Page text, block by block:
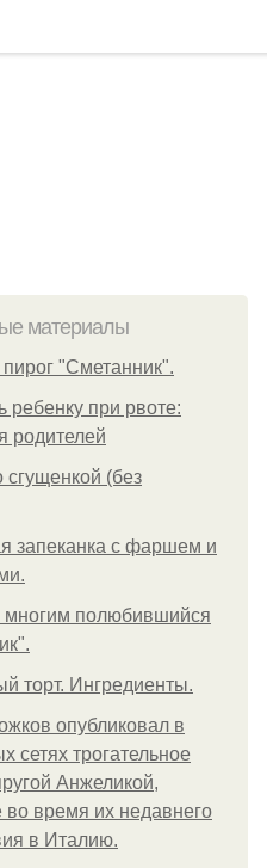
материалы
пирог "Сметанник".
ребенку при рвоте:
родителей
сгущенкой (без
запеканка с фаршем и
многим полюбившийся
торт. Ингредиенты.
опубликовал в
сетях трогательное
Анжеликой,
во время их недавнего
в Италию.